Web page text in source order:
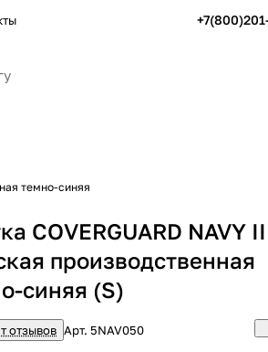
темно-синяя
COVERGUARD NAVY II
производственная
синяя (S)
отзывов Арт. 5NAV050